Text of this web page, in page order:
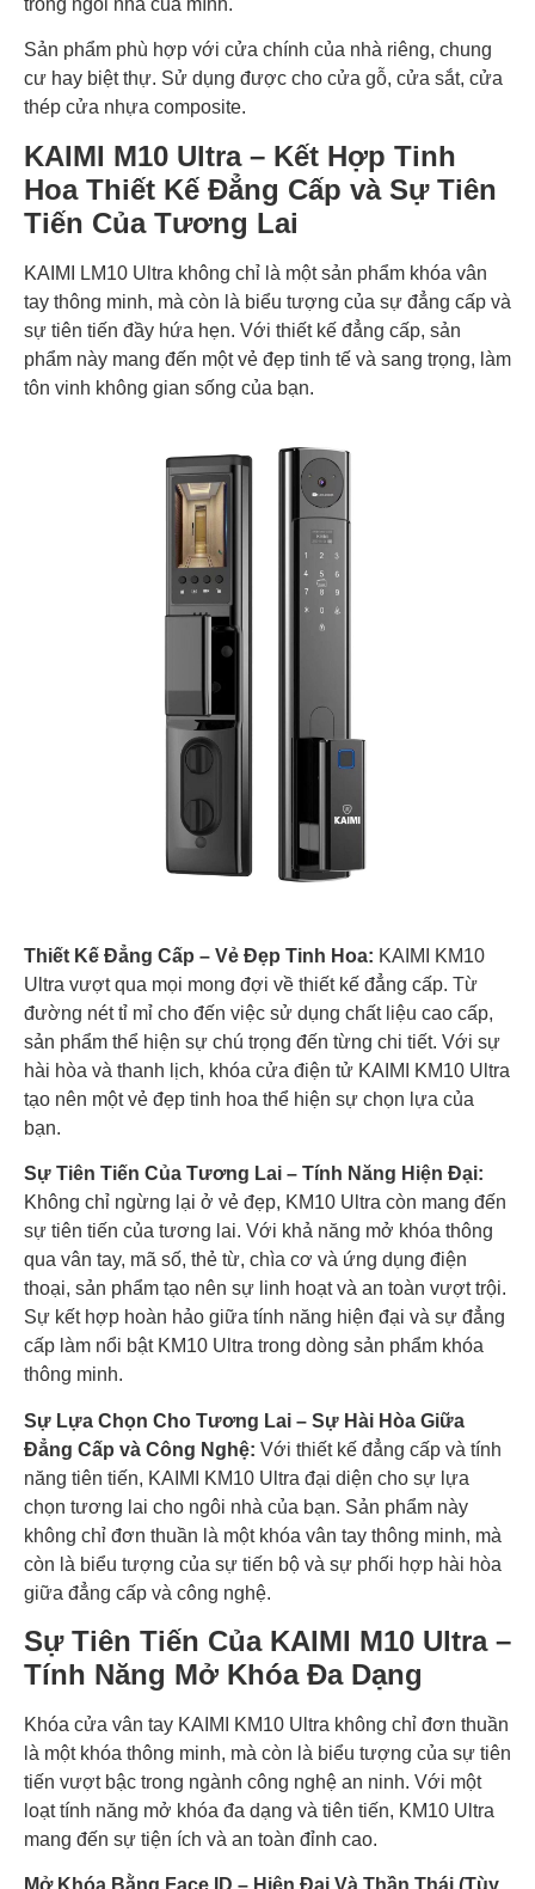
trong ngôi nhà của mình.
Sản phẩm phù hợp với cửa chính của nhà riêng, chung
cư hay biệt thự. Sử dụng được cho cửa gỗ, cửa sắt, cửa
thép cửa nhựa composite.
KAIMI M10 Ultra – Kết Hợp Tinh
Hoa Thiết Kế Đẳng Cấp và Sự Tiên
Tiến Của Tương Lai
KAIMI LM10 Ultra không chỉ là một sản phẩm khóa vân
tay thông minh, mà còn là biểu tượng của sự đẳng cấp và
sự tiên tiến đầy hứa hẹn. Với thiết kế đẳng cấp, sản
phẩm này mang đến một vẻ đẹp tinh tế và sang trọng, làm
tôn vinh không gian sống của bạn.
Thiết Kế Đẳng Cấp – Vẻ Đẹp Tinh Hoa: KAIMI KM10
Ultra vượt qua mọi mong đợi về thiết kế đẳng cấp. Từ
đường nét tỉ mỉ cho đến việc sử dụng chất liệu cao cấp,
sản phẩm thể hiện sự chú trọng đến từng chi tiết. Với sự
hài hòa và thanh lịch, khóa cửa điện tử KAIMI KM10 Ultra
tạo nên một vẻ đẹp tinh hoa thể hiện sự chọn lựa của
bạn.
Sự Tiên Tiến Của Tương Lai – Tính Năng Hiện Đại:
Không chỉ ngừng lại ở vẻ đẹp, KM10 Ultra còn mang đến
sự tiên tiến của tương lai. Với khả năng mở khóa thông
qua vân tay, mã số, thẻ từ, chìa cơ và ứng dụng điện
thoại, sản phẩm tạo nên sự linh hoạt và an toàn vượt trội.
Sự kết hợp hoàn hảo giữa tính năng hiện đại và sự đẳng
cấp làm nổi bật KM10 Ultra trong dòng sản phẩm khóa
thông minh.
Sự Lựa Chọn Cho Tương Lai – Sự Hài Hòa Giữa
Đẳng Cấp và Công Nghệ: Với thiết kế đẳng cấp và tính
năng tiên tiến, KAIMI KM10 Ultra đại diện cho sự lựa
chọn tương lai cho ngôi nhà của bạn. Sản phẩm này
không chỉ đơn thuần là một khóa vân tay thông minh, mà
còn là biểu tượng của sự tiến bộ và sự phối hợp hài hòa
giữa đẳng cấp và công nghệ.
Sự Tiên Tiến Của KAIMI M10 Ultra –
Tính Năng Mở Khóa Đa Dạng
Khóa cửa vân tay KAIMI KM10 Ultra không chỉ đơn thuần
là một khóa thông minh, mà còn là biểu tượng của sự tiên
tiến vượt bậc trong ngành công nghệ an ninh. Với một
loạt tính năng mở khóa đa dạng và tiên tiến, KM10 Ultra
mang đến sự tiện ích và an toàn đỉnh cao.